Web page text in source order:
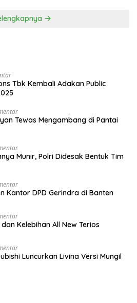
Tbk Kembali Adakan Public
Tewas Mengambang di Pantai
Munir, Polri Didesak Bentuk Tim
Kantor DPD Gerindra di Banten
Kelebihan All New Terios
Luncurkan Livina Versi Mungil